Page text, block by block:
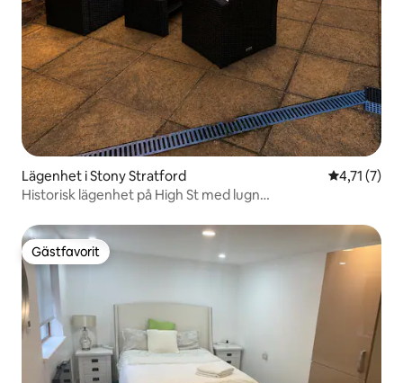
Lägenhet i Stony Stratford 4,71 av 5 i
4,71 (7)
Historisk lägenhet på High St med lugn
Gästfavorit
Gästfavorit